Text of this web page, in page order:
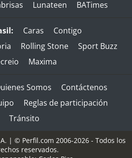
Lunateen BATimes
Caras
Contigo
Rolling Stone
Sport Buzz
Maxima
Somos
Contáctenos
Reglas de participación
Tránsito
| © Perfil.com 2006-2026 - Todos los
reservados.